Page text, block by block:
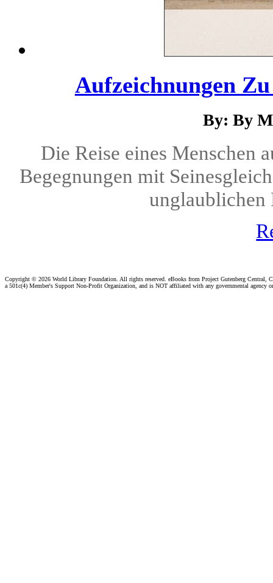
Aufzeichnungen
By: By
Die Reise eines Menschen
Begegnungen mit
unglaublichen
Copyright © 2026 World Library Foundation. All rights reserved. eBooks from Project Gutenberg Central,
a 501c(4) Member's Support Non-Profit Organization, and is NOT affiliated with any governmental agency